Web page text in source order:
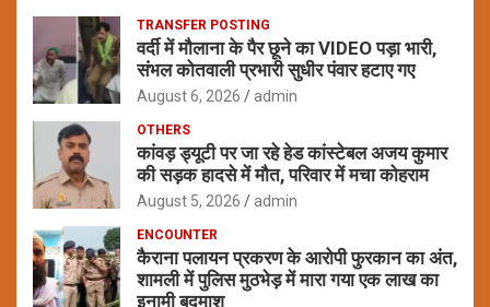
TRANSFER POSTING
वर्दी में मौलाना के पैर छूने का VIDEO पड़ा भारी,
संभल कोतवाली प्रभारी सुधीर पंवार हटाए गए
August 6, 2026 admin
OTHERS
कांवड़ ड्यूटी पर जा रहे हेड कांस्टेबल अजय कुमार
की सड़क हादसे में मौत, परिवार में मचा कोहराम
August 5, 2026 admin
ENCOUNTER
कैराना पलायन प्रकरण के आरोपी फुरकान का अंत,
शामली में पुलिस मुठभेड़ में मारा गया एक लाख का
इनामी बदमाश